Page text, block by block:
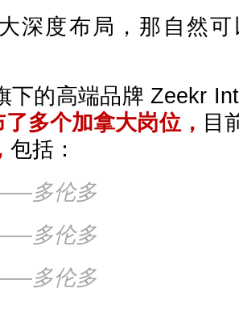
深度布局，那自然可
下的高端品牌 Zeekr
多个加拿大岗位， 目
包括：
多伦多
多伦多
多伦多